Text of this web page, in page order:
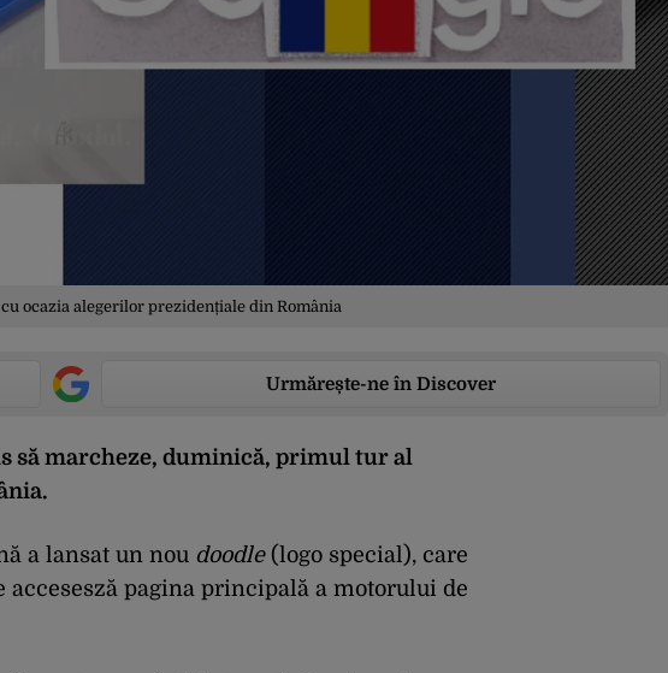
cu ocazia alegerilor prezidențiale din România
Urmărește-ne în Discover
să marcheze, duminică, primul tur al
a lansat un nou doodle(logo special), care
pagina principală a motorului de